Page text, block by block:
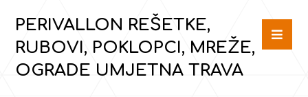
PERIVALLON REŠETKE,
RUBOVI, POKLOPCI, MREŽE,
OGRADE UMJETNA TRAVA